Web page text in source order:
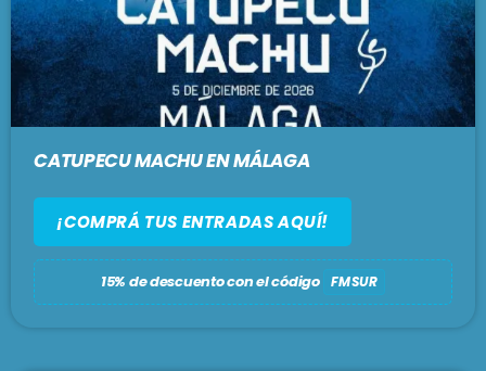
CATUPECU MACHU EN MÁLAGA
¡COMPRÁ TUS ENTRADAS AQUÍ!
15% de descuento con el código FMSUR